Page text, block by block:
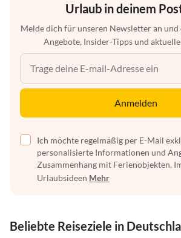
Urlaub in deinem
Melde dich für unseren Newsletter an
Angebote, Insider-Tipps und
Anmelden
Ich möchte regelmäßig per E-Mail
personalisierte Informationen und
Zusammenhang mit Ferienobjekten,
Urlaubsideen Mehr
Beliebte Reiseziele in